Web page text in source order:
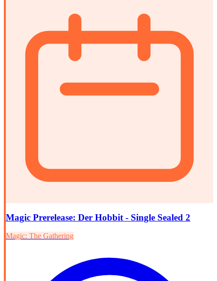
Magic Prerelease: Der Hobbit - Single Sealed 2
Magic: The Gathering